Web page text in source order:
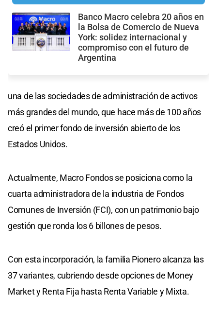
Banco Macro celebra 20 años en
la Bolsa de Comercio de Nueva
York: solidez internacional y
compromiso con el futuro de
Argentina
una de las sociedades de administración de activos
más grandes del mundo, que hace más de 100 años
creó el primer fondo de inversión abierto de los
Estados Unidos.
Actualmente, Macro Fondos se posiciona como la
cuarta administradora de la industria de Fondos
Comunes de Inversión (FCI), con un patrimonio bajo
gestión que ronda los 6 billones de pesos.
Con esta incorporación, la familia Pionero alcanza las
37 variantes, cubriendo desde opciones de Money
Market y Renta Fija hasta Renta Variable y Mixta.